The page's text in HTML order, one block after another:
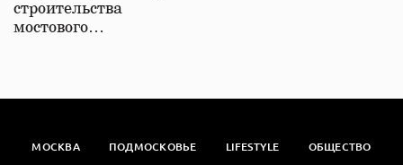
строительства
мостового…
МОСКВА ПОДМОСКОВЬЕ LIFESTYLE ОБЩЕСТВО